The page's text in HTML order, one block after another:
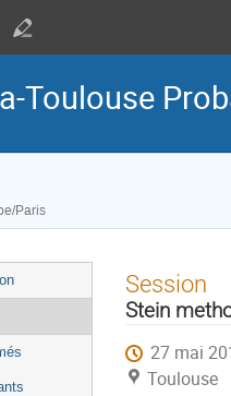
Toulouse
Paris
Session
Stein
27 mai
Toulouse